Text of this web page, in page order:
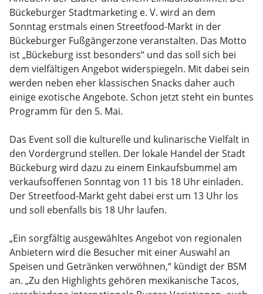
Bückeburger Stadtmarketing e. V. wird an dem
Sonntag erstmals einen Streetfood-Markt in der
Bückeburger Fußgängerzone veranstalten. Das Motto
ist „Bückeburg isst besonders“ und das soll sich bei
dem vielfältigen Angebot widerspiegeln. Mit dabei sein
werden neben eher klassischen Snacks daher auch
einige exotische Angebote. Schon jetzt steht ein buntes
Programm für den 5. Mai.
Das Event soll die kulturelle und kulinarische Vielfalt in
den Vordergrund stellen. Der lokale Handel der Stadt
Bückeburg wird dazu zu einem Einkaufsbummel am
verkaufsoffenen Sonntag von 11 bis 18 Uhr einladen.
Der Streetfood-Markt geht dabei erst um 13 Uhr los
und soll ebenfalls bis 18 Uhr laufen.
„Ein sorgfältig ausgewähltes Angebot von regionalen
Anbietern wird die Besucher mit einer Auswahl an
Speisen und Getränken verwöhnen,“ kündigt der BSM
an. „Zu den Highlights gehören mexikanische Tacos,